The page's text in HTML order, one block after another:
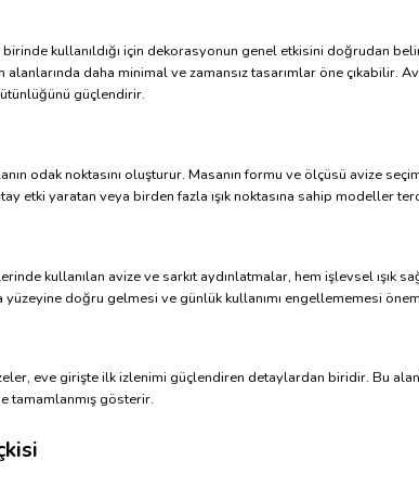
kullanıldığı için dekorasyonun genel etkisini doğrudan
daha minimal ve zamansız tasarımlar öne çıkabilir.
güçlendirir.
odak noktasını oluşturur. Masanın formu ve ölçüsü avize
etki yaratan veya birden fazla ışık noktasına sahip modeller
kullanılan avize ve sarkıt aydınlatmalar, hem işlevsel ışık
yüzeyine doğru gelmesi ve günlük kullanımı engellememesi
eve girişte ilk izlenimi güçlendiren detaylardan biridir. Bu
tamamlanmış gösterir.